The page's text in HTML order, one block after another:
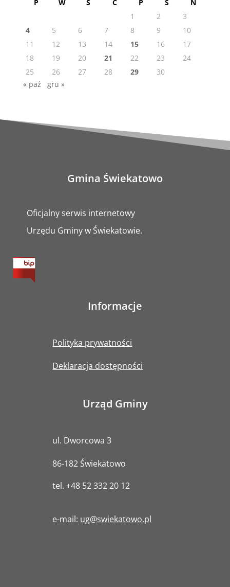
P W Ś C P S
N
1
2
3
4
5 6 7 8 9
10
11
12 13 14 15 16
17
18
19 20 21 22 23
24
25
26 27 28 29
30
« paź
gru »
Gmina Świekatowo
Oficjalny serwis internetowy
Urzędu Gminy w Świekatowie.
Informacje
Polityka prywatności
Deklaracja dostępności
Urząd Gminy
ul. Dworcowa 3
86-182 Świekatowo
tel.+48 52 332 20 12
e-mail: ug@swiekatowo.pl